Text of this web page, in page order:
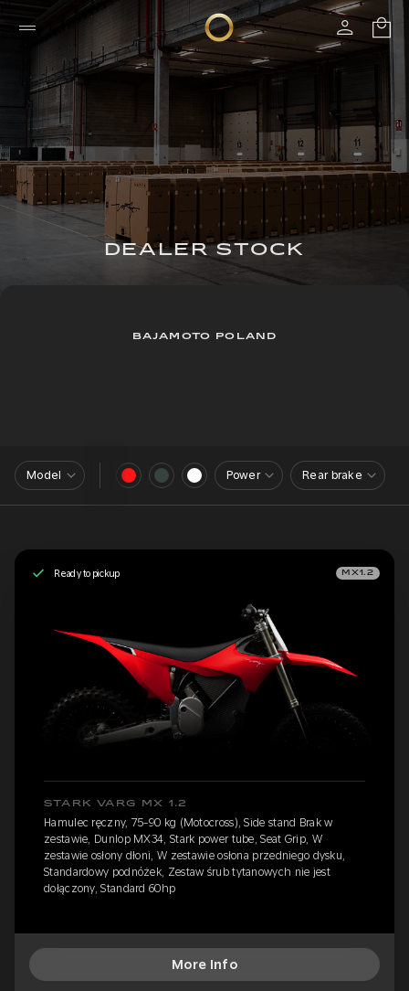
DEALER STOCK
BAJAMOTO POLAND
Model Power Rear brake
Ready to pickup MX1.2
STARK VARG MX 1.2
Hamulec ręczny, 75-90 kg (Motocross), Side stand Brak w
zestawie, Dunlop MX34, Stark power tube, Seat Grip, W
zestawie osłony dłoni, W zestawie osłona przedniego dysku,
Standardowy podnóżek, Zestaw śrub tytanowych nie jest
dołączony, Standard 60hp
More Info